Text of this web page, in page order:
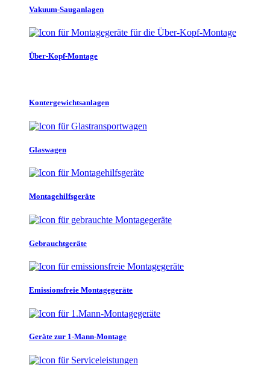
Vakuum-Sauganlagen
Über-Kopf-Montage
Kontergewichtsanlagen
Glaswagen
Montagehilfsgeräte
Gebrauchtgeräte
Emissionsfreie Montagegeräte
Geräte zur 1-Mann-Montage